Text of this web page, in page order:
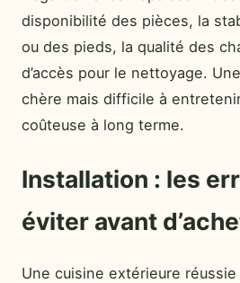
disponibilité des pièces, la
ou des pieds, la qualité des
d’accès pour le nettoyage.
chère mais difficile à
coûteuse à long terme.
Installation : les
éviter avant
Une cuisine extérieure